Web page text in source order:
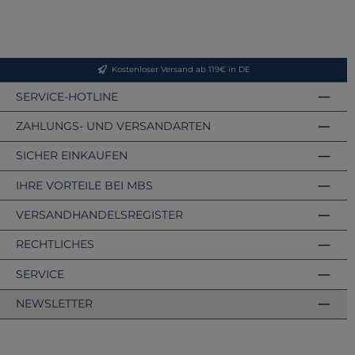
Kostenloser Versand ab 119€ in DE
SERVICE-HOTLINE
ZAHLUNGS- UND VERSANDARTEN
VERSANDHANDELSREGISTER
SICHER EINKAUFEN
IHRE VORTEILE BEI MBS
RECHTLICHES
SERVICE
NEWSLETTER